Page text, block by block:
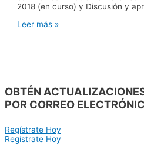
2018 (en curso) y Discusión y
APOYOCUBA-
Enseñanza
virtual
Leer más »
OBTÉN
POR CORREO
Regístrate Hoy
Regístrate Hoy